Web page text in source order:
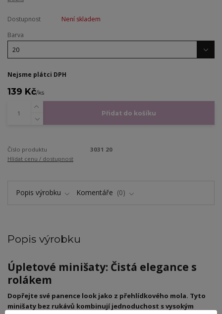
Dostupnost
Není skladem
Barva
Nejsme plátci DPH
139 Kč/ks
Přidat do košíku
Číslo produktu
3031 20
Hlídat cenu / dostupnost
Popis výrobku Komentáře 0
Popis výrobku
Úpletové minišaty: Čistá elegance s
rolákem
Dopřejte své panence look jako z přehlídkového mola. Tyto
minišaty bez rukávů kombinují jednoduchost s vysokým